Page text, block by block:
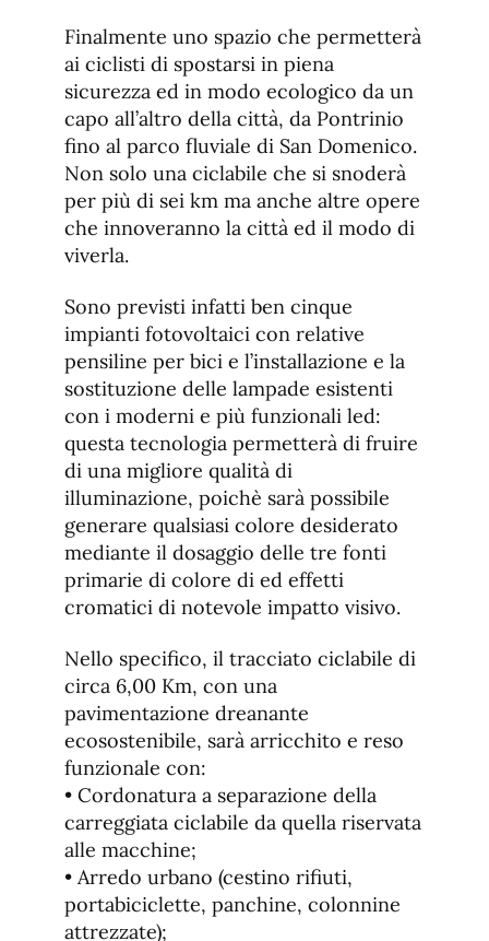
Finalmente uno spazio che permetterà
ai ciclisti di spostarsi in piena
sicurezza ed in modo ecologico da un
capo all’altro della città, da Pontrinio
fino al parco fluviale di San Domenico.
Non solo una ciclabile che si snoderà
per più di sei km ma anche altre opere
che innoveranno la città ed il modo di
viverla.
Sono previsti infatti ben cinque
impianti fotovoltaici con relative
pensiline per bici e l’installazione e la
sostituzione delle lampade esistenti
con i moderni e più funzionali led:
questa tecnologia permetterà di fruire
di una migliore qualità di
illuminazione, poichè sarà possibile
generare qualsiasi colore desiderato
mediante il dosaggio delle tre fonti
primarie di colore di ed effetti
cromatici di notevole impatto visivo.
Nello specifico, il tracciato ciclabile di
circa 6,00 Km, con una
pavimentazione dreanante
ecosostenibile, sarà arricchito e reso
funzionale con:
• Cordonatura a separazione della
carreggiata ciclabile da quella riservata
alle macchine;
• Arredo urbano (cestino rifiuti,
portabiciclette, panchine, colonnine
attrezzate);